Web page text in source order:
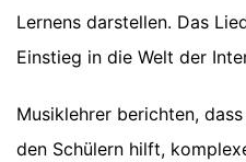
Lernens darstellen. Das
Einstieg in die Welt der
Musiklehrer berichten,
den Schülern hilft,